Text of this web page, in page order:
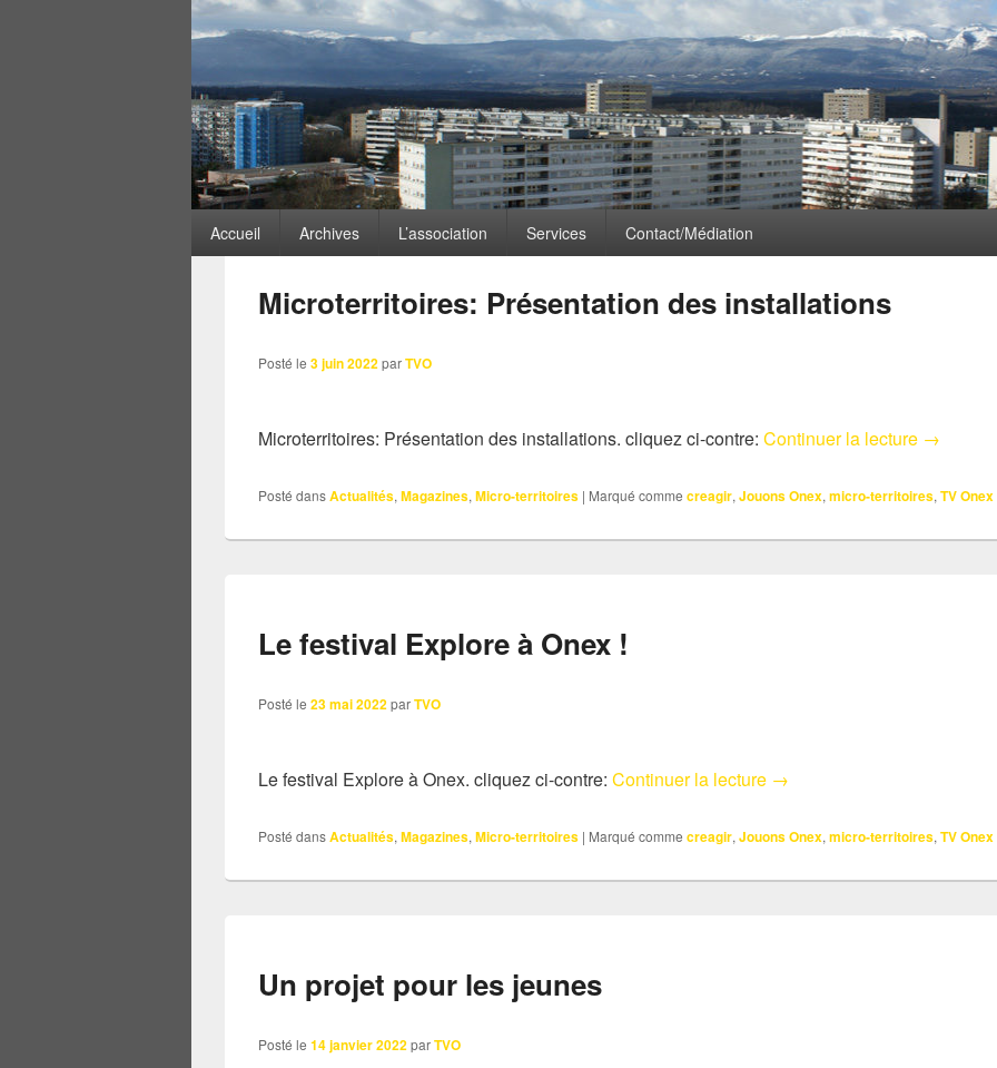
Menu
principal
Accueil Archives L’association Services Contact/Médiation
ARCHIVES DES MOTS-CLÉS :CREAGIR
Microterritoires: Présentation des installations
Posté le 3 juin 2022parTVO
Microterritoires: Présentation des installations. cliquez ci-contre: Continuer la lecture →
Posté dansActualités, Magazines, Micro-territoires | Marqué comme creagir, Jouons Onex, micro-territoires, TV Onex
Le festival Explore à Onex !
Posté le 23 mai 2022parTVO
Le festival Explore à Onex. cliquez ci-contre: Continuer la lecture Le festival Explore à Onex !
→
Posté dansActualités, Magazines, Micro-territoires | Marqué comme creagir, Jouons Onex, micro-territoires, TV Onex
Un projet pour les jeunes
Posté le 14 janvier 2022parTVO